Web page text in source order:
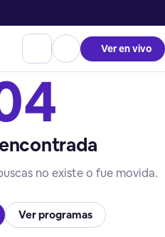
Ver en vivo
no existe o fue movida.
Ver programas